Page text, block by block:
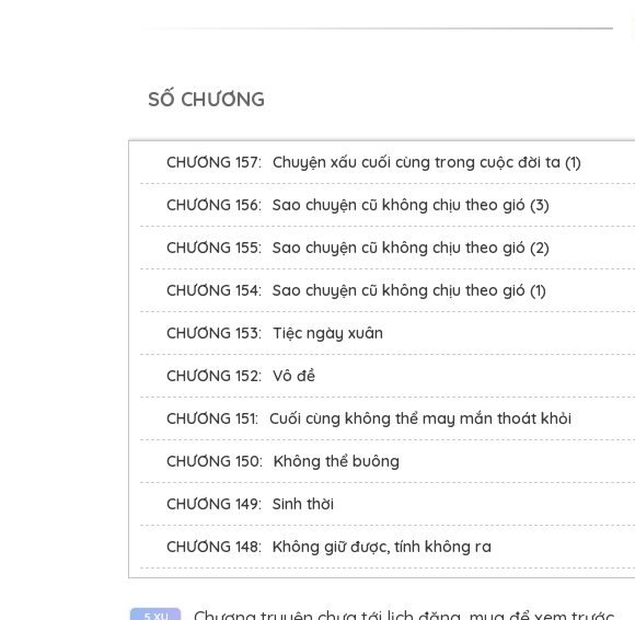
SỐ CHƯƠNG
CHƯƠNG 157: Chuyện xấu cuối cùng trong cuộc đời ta (1)
CHƯƠNG 156: Sao chuyện cũ không chịu theo gió (3)
CHƯƠNG 155: Sao chuyện cũ không chịu theo gió (2)
CHƯƠNG 154: Sao chuyện cũ không chịu theo gió (1)
CHƯƠNG 153: Tiệc ngày xuân
CHƯƠNG 152: Vô đề
CHƯƠNG 151: Cuối cùng không thể may mắn thoát khỏi
CHƯƠNG 150: Không thể buông
CHƯƠNG 149: Sinh thời
CHƯƠNG 148: Không giữ được, tính không ra